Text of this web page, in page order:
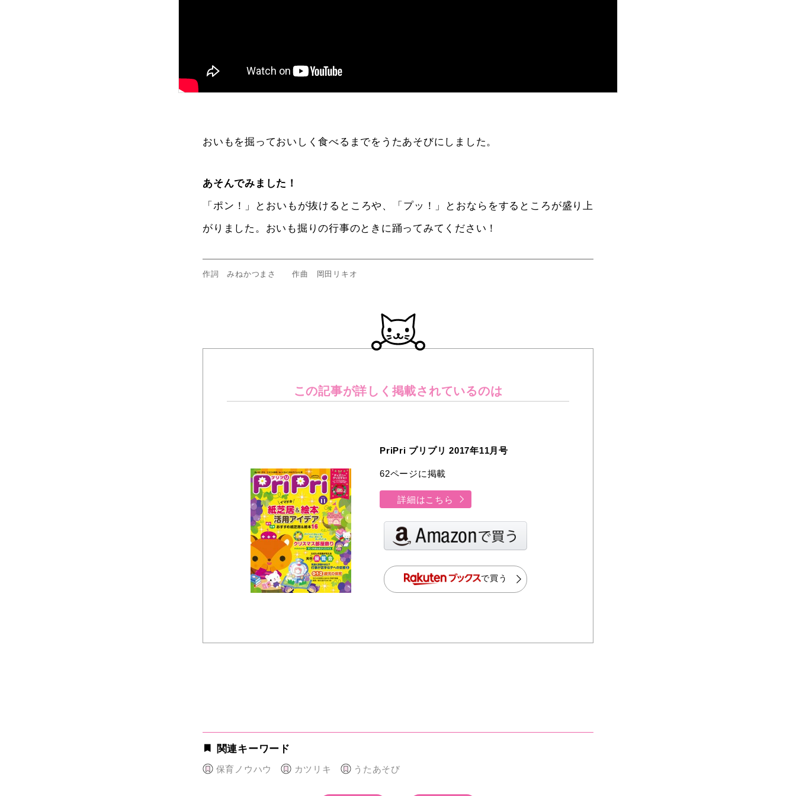
おいもを掘っておいしく食べるまでをうたあそびにしました。
あそんでみました！
「ポン！」とおいもが抜けるところや、「プッ！」とおならをするところが盛り上
がりました。おいも掘りの行事のときに踊ってみてください！
作詞 みねかつまさ 作曲 岡田リキオ
この記事が詳しく 掲載されているのは
PriPri プリプリ 2017年11月号
62ページに掲載
詳細はこちら
で買う
関連キーワード
保育ノウハウ カツリキ うたあそび